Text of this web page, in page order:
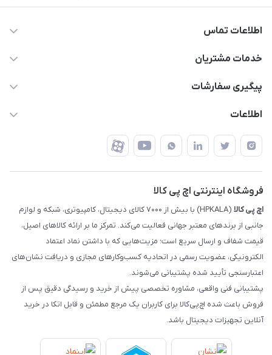
اطلاعات تماس
63 0000 43 - 021
تهران - طبقه سوم تجاری - پلاک 11014
خدمات مشتریان
قوانین و مقررات
ضمانت اصالت کالا
پیگیری سفارشات
رهگیری مرسولات پست
رهگیری مرسولات چاپار
رهگیری مرسولات ماهکس
اطلاعات
درباره ما
تماس با ما
فروشگاه اینترنتی اچ پی کالا
اچ‌ پی‌ کالا
(HPKALA) با بیش از ۷۰۰۰ کالای دیجیتال، کامپیوتری، شبکه و لوازم
جانبی از برندهای معتبر جهانی فعالیت می‌کند. تمرکز ما بر ارائه کالاهای اصیل،
قیمت شفاف و ارسال سریع است؛ مزیت‌هایی که با داشتن نماد اعتماد
الکترونیکی، عضویت رسمی در اتحادیه کسب‌وکارهای مجازی و دریافت نشان‌های
اعتبارسنجی تأیید شده پشتیبانی می‌شوند.
پشتیبانی فنی واقعی، مشاوره تخصصی پیش از خرید و رسیدگی دقیق پس از
فروش باعث شده اچ‌پی‌کالا برای کاربران یک مرجع مطمئن و قابل اتکا در خرید
آنلاین تجهیزات دیجیتال باشد.